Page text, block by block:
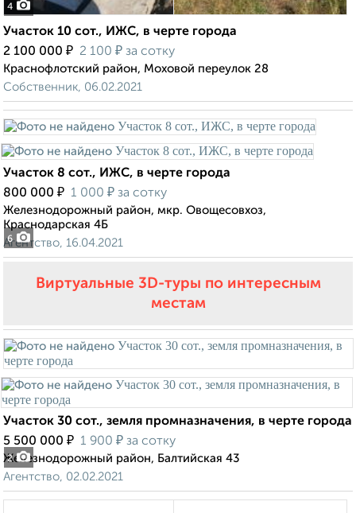
4
Участок 10 сот., ИЖС, в черте города
2 100 000 ₽ 2 100 ₽ за сотку
Краснофлотский район, Моховой переулок 28
Собственник, 06.02.2021
6
Участок 8 сот., ИЖС, в черте города
800 000 ₽ 1 000 ₽ за сотку
Железнодорожный район, мкр. Овощесовхоз,
Краснодарская 4Б
Агентство, 16.04.2021
Виртуальные 3D-туры по интересным
местам
2
Участок 30 сот., земля промназначения, в черте города
5 500 000 ₽ 1 900 ₽ за сотку
Железнодорожный район, Балтийская 43
Агентство, 02.02.2021